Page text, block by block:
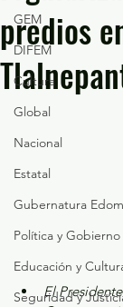
GEM
DIFEM
Cultura
Global
Nacional
Estatal
Gubernatura
Política y Gobierno
Educación y
Seguridad y
predios
El